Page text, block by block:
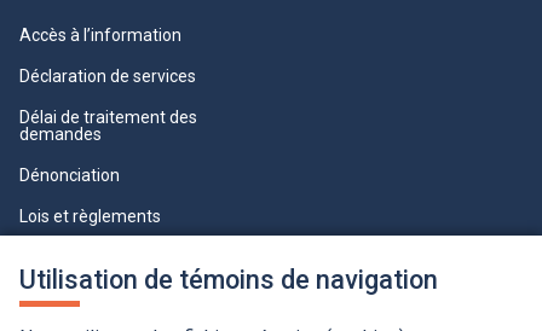
Utilisation de témoins de navigation
Accès à l’information
Déclaration de services
Délai de traitement des
demandes
Dénonciation
Lois et règlements
professionnelle